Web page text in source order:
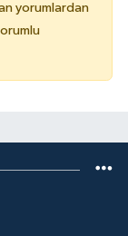
yorumlardan